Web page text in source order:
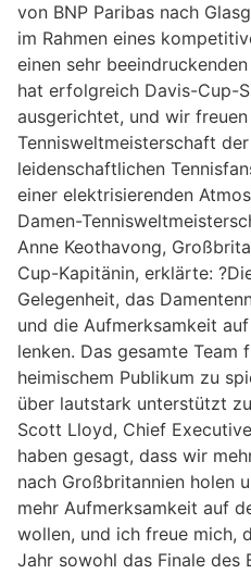
von BNP Paribas nach
im Rahmen eines
einen sehr
hat erfolgreich Davis-Cup-
ausgerichtet, und wir
Tennisweltmeisterschaft
leidenschaftlichen
einer elektrisierenden
Damen-
Anne Keothavong,
Cup-Kapitänin, erklärte:
Gelegenheit, das
und die Aufmerksamkeit
lenken. Das gesamte
heimischem Publikum zu
über lautstark unterstützt
Scott Lloyd, Chief
haben gesagt, dass wir
nach Großbritannien holen
mehr Aufmerksamkeit auf
wollen, und ich freue mich,
Jahr sowohl das Finale des